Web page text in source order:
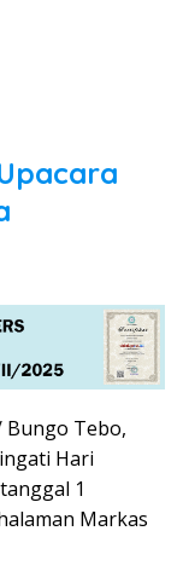
Bungo Tebo,
Hari
1
Markas